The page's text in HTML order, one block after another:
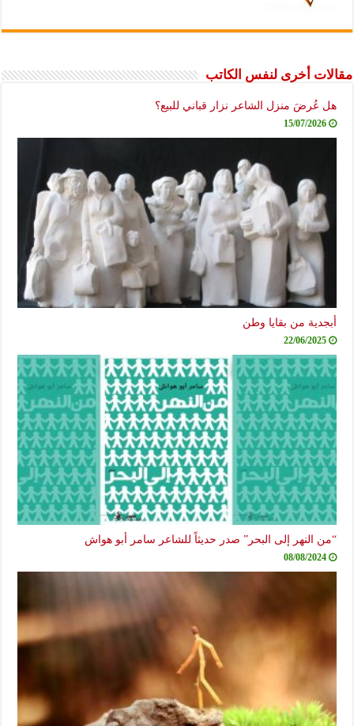
مقالات أخرى لنفس الكاتب
هل عُرضَ منزل الشاعر نزار قباني للبيع؟
15/07/2026
أبجدية من بقايا وطن
22/06/2025
“من النهر إلى البحر” صدر حديثاً للشاعر سامر أبو هواش
08/08/2024